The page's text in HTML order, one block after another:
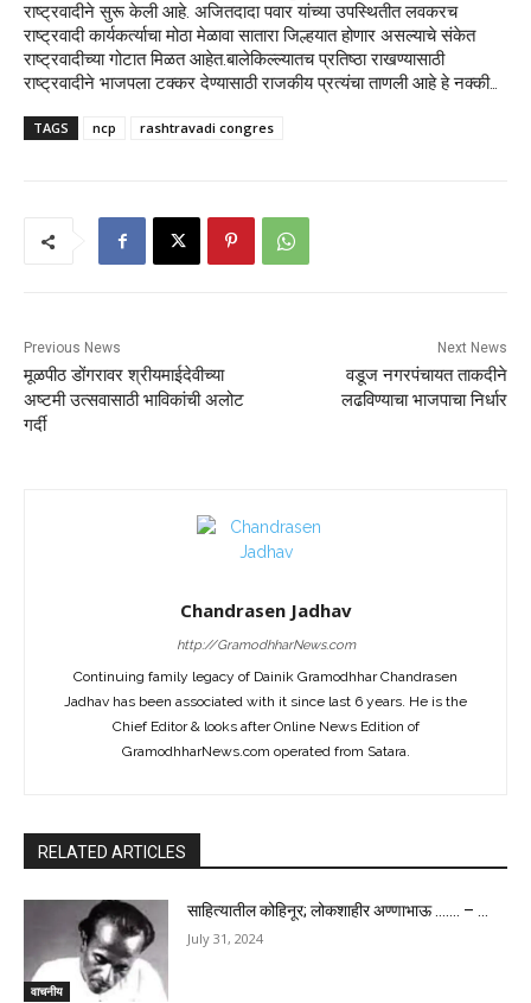
राष्ट्रवादीने सुरू केली आहे. अजितदादा पवार यांच्या उपस्थितीत लवकरच
राष्ट्रवादी कार्यकर्त्याचा मोठा मेळावा सातारा जिल्हयात होणार असल्याचे संकेत
राष्ट्रवादीच्या गोटात मिळत आहेत.बालेकिल्ल्यातच प्रतिष्ठा राखण्यासाठी
राष्ट्रवादीने भाजपला टक्कर देण्यासाठी राजकीय प्रत्यंचा ताणली आहे हे नक्की…
TAGS ncp rashtravadi congres
Previous News
मूळपीठ डोंगरावर श्रीयमाईदेवीच्या
अष्टमी उत्सवासाठी भाविकांची अलोट
गर्दी
Next News
वडूज नगरपंचायत ताकदीने
लढविण्याचा भाजपाचा निर्धार
Chandrasen Jadhav
http://GramodhharNews.com
Continuing family legacy of Dainik Gramodhhar Chandrasen
Jadhav has been associated with it since last 6 years. He is the
Chief Editor & looks after Online News Edition of
GramodhharNews.com operated from Satara.
RELATED ARTICLES
वाचनीय
साहित्यातील कोहिनूर; लोकशाहीर अण्णाभाऊ ……. – ...
July 31, 2024